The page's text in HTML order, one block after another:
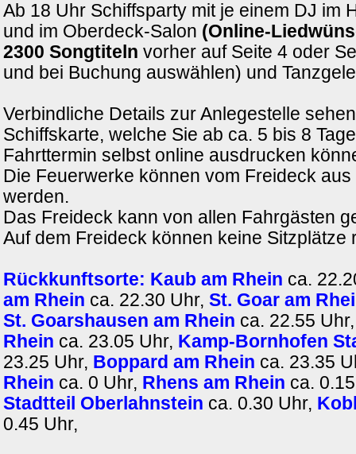
Ab 18 Uhr Schiffsparty mit je einem DJ im
und im Oberdeck-Salon (Online-
2300 Songtiteln vorher auf Seite 4 oder
und bei Buchung auswählen) und
Verbindliche Details zur Anlegestelle
Schiffskarte, welche Sie ab ca. 5 bis 8
Fahrttermin selbst online ausdrucken
Die Feuerwerke können vom Freideck
werden.
Das Freideck kann von allen Fahrgästen
Auf dem Freideck können keine Sitzplätze
Rückkunftsorte: Kaub am Rhein ca.
am Rhein ca. 22.30 Uhr, St. Goar am
St. Goarshausen am Rhein ca. 22.55
Rhein ca. 23.05 Uhr, Kamp-Bornhofen
23.25 Uhr, Boppard am Rhein ca. 23.35
Rhein ca. 0 Uhr, Rhens am Rhein ca.
Stadtteil Oberlahnstein ca. 0.30 Uhr,
0.45 Uhr,